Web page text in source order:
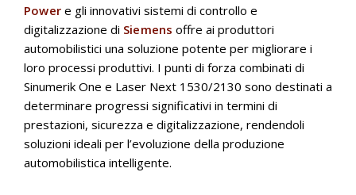
Power e gli innovativi sistemi di controllo e
digitalizzazione di Siemens offre ai produttori
automobilistici una soluzione potente per migliorare i
loro processi produttivi. I punti di forza combinati di
Sinumerik One e Laser Next 1530/2130 sono destinati a
determinare progressi significativi in termini di
prestazioni, sicurezza e digitalizzazione, rendendoli
soluzioni ideali per l’evoluzione della produzione
automobilistica intelligente.